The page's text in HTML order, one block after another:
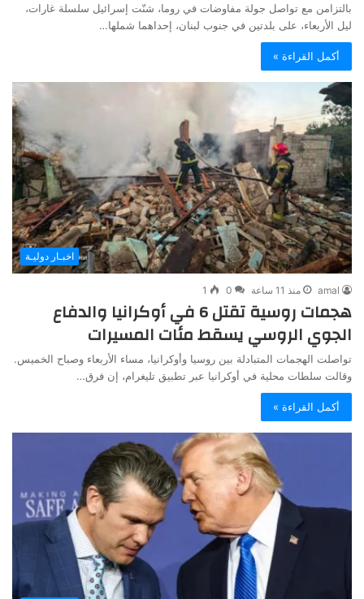
بالتزامن مع تواصل جولة مفاوضات في روما، شنّت إسرائيل سلسلة غارات،
ليل الأربعاء، على بلدتين في جنوب لبنان، إحداهما شملها…
أكمل القراءة »
اخبـار دوليـة
amal منذ 11 ساعة 0
1
هجمات روسية تقتل 6 في أوكرانيا والدفاع
الجوي الروسي يسقط مئات المسيرات
تواصلت الهجمات المتبادلة بين روسيا وأوكرانيا، مساء الأربعاء وصباح الخميس.
وقالت سلطات محلية في أوكرانيا عبر تطبيق تليغرام، إن فرق…
أكمل القراءة »